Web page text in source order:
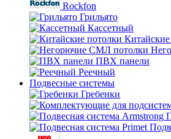
Rockfon
Грильято
Кассетный
ПВХ панели
Реечный
Подвесные системы
Гребенки